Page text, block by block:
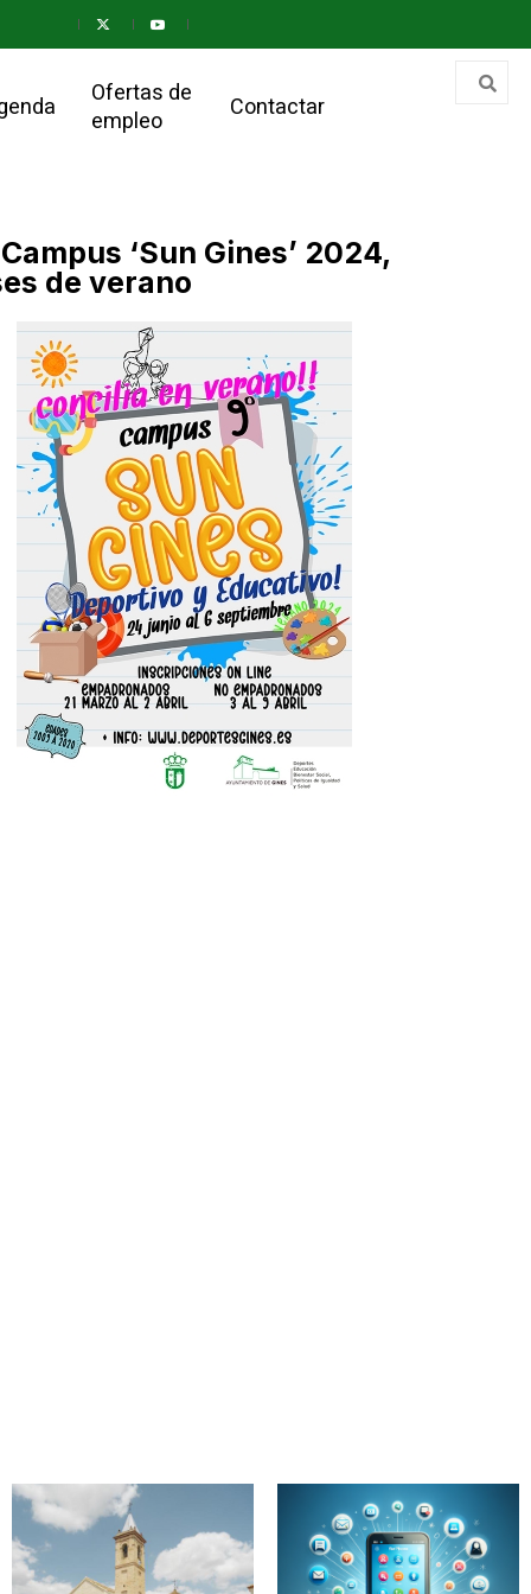
Ofertas de
empleo
Contactar
‘Sun Gines’ 2024,
de verano